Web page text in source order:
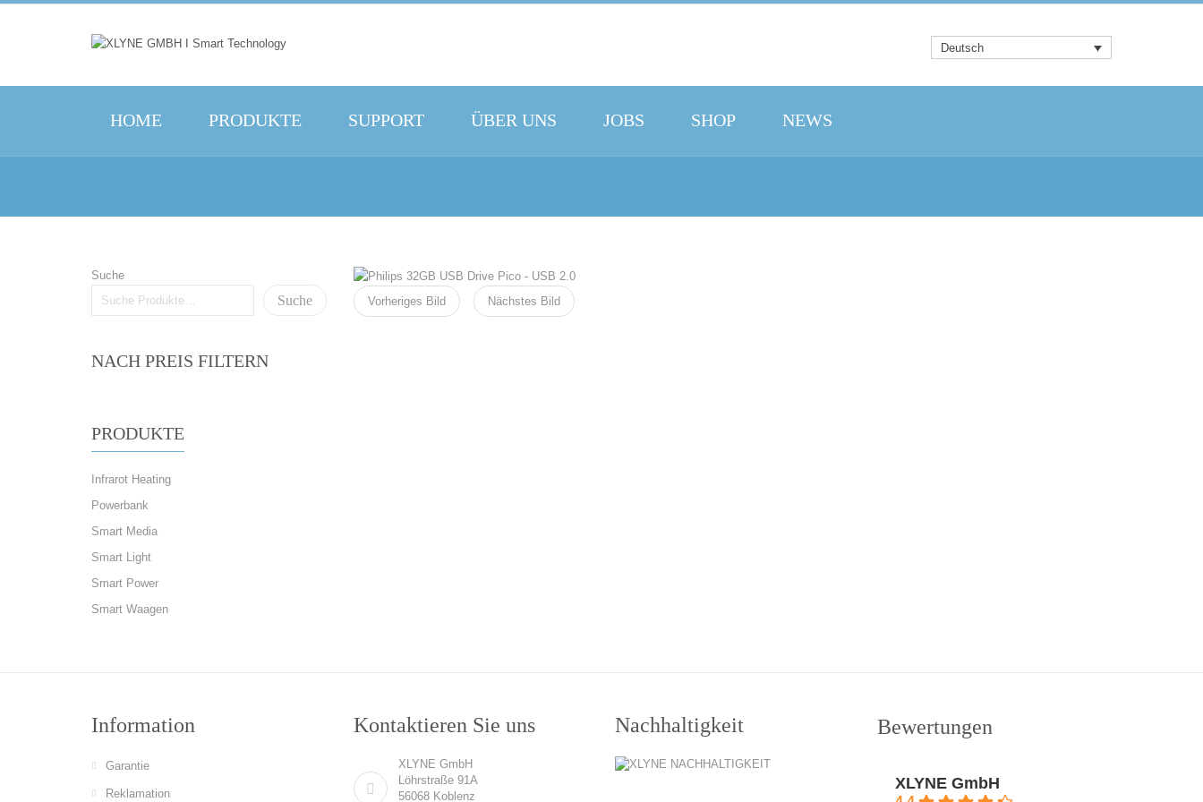
Deutsch
HOME PRODUKTE SUPPORT ÜBER UNS JOBS SHOP NEWS
Suche
Suche
NACH PREIS FILTERN
PRODUKTE
Infrarot Heating
Powerbank
Smart Media
Smart Light
Smart Power
Smart Waagen
Vorheriges Bild Nächstes Bild
Information
Garantie
Reklamation
Kontaktieren Sie uns
XLYNE GmbH
Löhrstraße 91A
56068 Koblenz
Nachhaltigkeit Bewertungen
XLYNE GmbH